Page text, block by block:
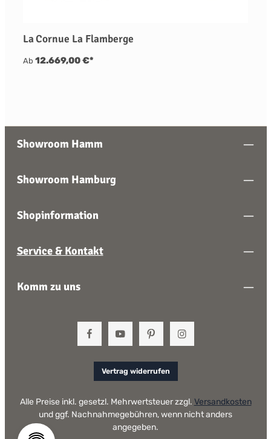
La Cornue La Flamberge
Ab 12.669,00 €*
Showroom Hamm
Showroom Hamburg
Shopinformation
Service & Kontakt
Komm zu uns
Vertrag widerrufen
Alle Preise inkl. gesetzl. Mehrwertsteuer zzgl. Versandkosten
und ggf. Nachnahmegebühren, wenn nicht anders
angegeben.